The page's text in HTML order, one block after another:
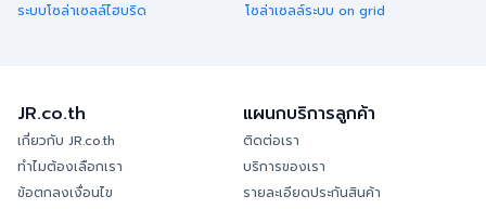
ระบบโซล่าเซลล์ไฮบริด
โซล่าเซลล์ระบบ on grid
JR.co.th
เกี่ยวกับ JR.co.th
ทำไมต้องเลือกเรา
ข้อตกลงเงื่อนไข
แผนกบริการลูกค้า
ติดต่อเรา
บริการของเรา
รายละเอียดประกันสินค้า